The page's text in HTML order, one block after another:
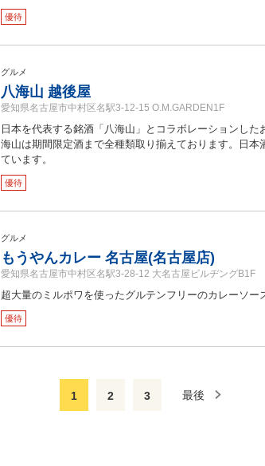
優待
グルメ
八海山 越後屋
愛知県名古屋市中村区名駅3-12-15 O.M.GARDEN1F
日本を代表する銘酒「八海山」とコラボレーションし
海山は期間限定酒まで全種類取り揃えております。日本
ています。
優待
グルメ
もうやんカレー 名古屋(名古屋店)
愛知県名古屋市中村区名駅3-28-12 大名古屋ビルヂングB1F
超大量のミルポワを使ったグルテンフリーのカレーソー
優待
1 2 3 最後